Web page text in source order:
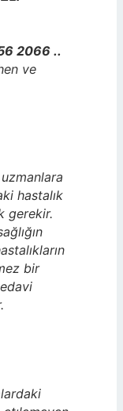
2066 ..
ve
hastalık
gerekir.
bir